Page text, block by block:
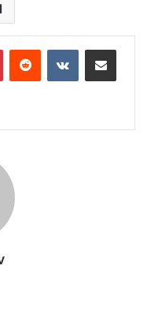
PinterestReddit VKontakteShare via Email